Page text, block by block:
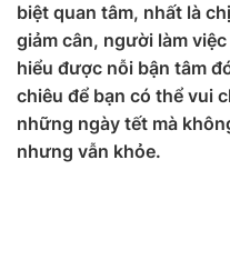
biệt quan tâm, nhất là
giảm cân, người làm
hiểu được nỗi bận tâm
chiêu để bạn có thể vui
những ngày tết mà
nhưng vẫn khỏe.